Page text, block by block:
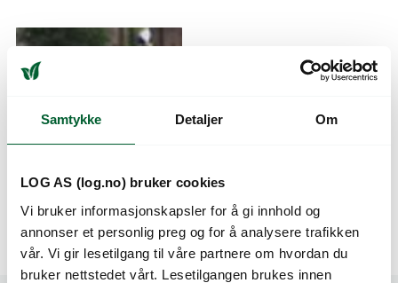
Samtykke Detaljer Om
LOG AS (log.no) bruker cookies
Vi bruker informasjonskapsler for å gi innhold og
annonser et personlig preg og for å analysere trafikken
vår. Vi gir lesetilgang til våre partnere om hvordan du
bruker nettstedet vårt. Lesetilgangen brukes innen
Rekkverkskasser